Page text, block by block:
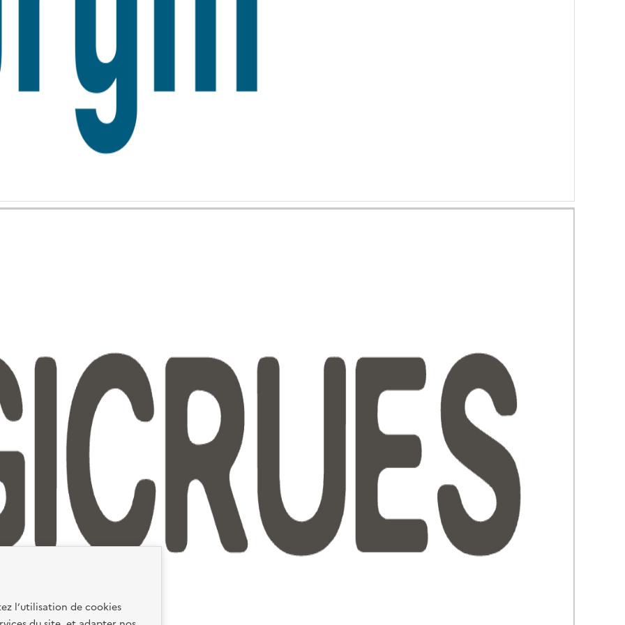
l’utilisation de cookies